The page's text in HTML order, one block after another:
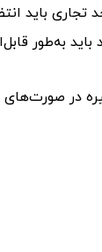
تجاری باید
باید به‌طور
ذخیره در